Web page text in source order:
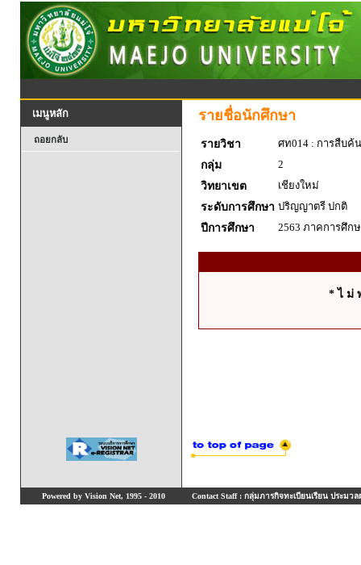
เมนูหลัก
ถอยกลับ
รายชื่อนักศึกษา
รายวิชา
ศท014 : การสืบค้
กลุ่ม
2
วิทยาเขต
เชียงใหม่
ระดับการศึกษา ปริญญาตรี ปกติ
ปีการศึกษา
2563 ภาคการศึก
* ไ ม่
Powered by Vision Net, 1995 - 2010 Contact Staff : กลุ่มภารกิจทะเบียนเรียน ประมวล